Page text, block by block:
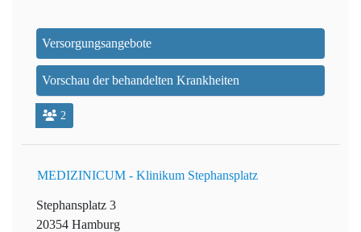
Versorgungsangebote
Vorschau der behandelten Krankheiten
2
MEDIZINICUM - Klinikum Stephansplatz
Stephansplatz 3
20354 Hamburg